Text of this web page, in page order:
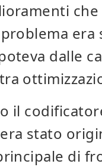
dalle
il
stato
di